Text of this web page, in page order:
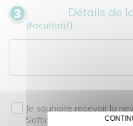
Détails de
(facultatif)
Je souhaite recevoir la
Softica
✗